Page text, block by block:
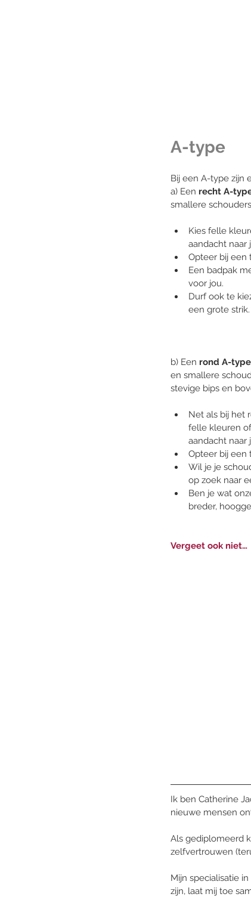
A-type
Bij een A-type zijn
a) Een recht A-
smallere
Kies felle
aandacht naar
Opteer bij een
Een badpak
voor jou.
Durf ook te
een grote strik.
b) Een rond A-type
en smallere
stevige bips en
Net als bij het
felle kleuren
aandacht naar
Opteer bij een
Wil je je
op zoek naar
Ben je wat
breder,
Vergeet ook niet…
Ik ben Catherine
nieuwe mensen
Als gediplomeerd
zelfvertrouwen
Mijn specialisatie
zijn, laat mij toe